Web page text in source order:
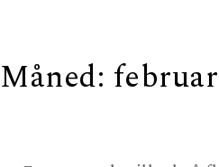
Måned: